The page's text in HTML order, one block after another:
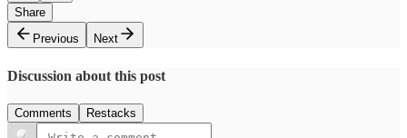
Share
Previous
Next
Discussion about this post
Comments Restacks